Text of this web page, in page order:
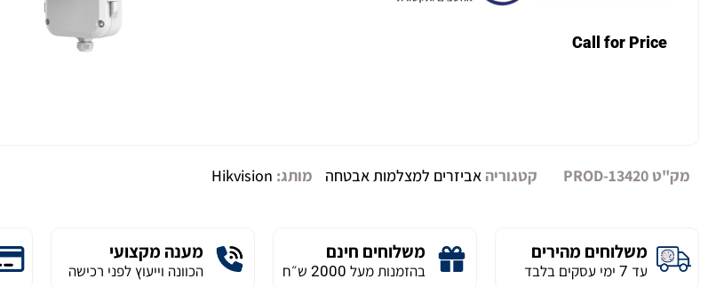
Call for Price
מק"ט PROD-13420 קטגוריה אביזרים למצלמות אבטחה מותג: Hikvision
משלוחים מהירים
עד 7 ימי עסקים בלבד
משלוחים חינם
בהזמנות מעל 2000 ש״ח
מענה מקצועי
הכוונה וייעוץ לפני רכישה